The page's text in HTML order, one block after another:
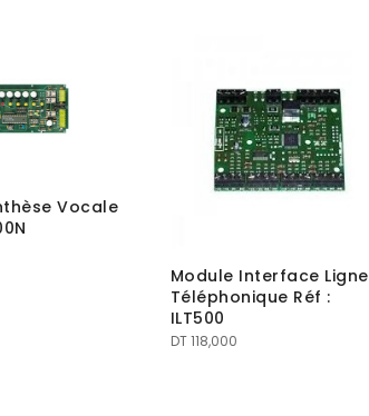
Vocale
Module Interface Ligne
Téléphonique Réf :
ILT500
DT118,000